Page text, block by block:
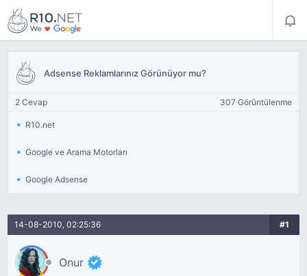
Adsense Reklamlarınız Görünüyor mu?
2 Cevap 307 Görüntülenme
R10.net
Google ve Arama Motorları
Google Adsense
14-08-2010, 02:25:36 #1
Onur